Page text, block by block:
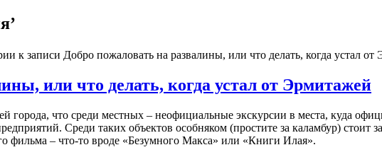
к записи Добро пожаловать на развалины, или что делать, когда устал от
или что делать, когда устал от Эрмитажей
города, что среди местных – неофициальные экскурсии в места, куда
Среди таких объектов особняком (простите за каламбур)
фильма – что-то вроде «Безумного Макса» или «Книги Илая».